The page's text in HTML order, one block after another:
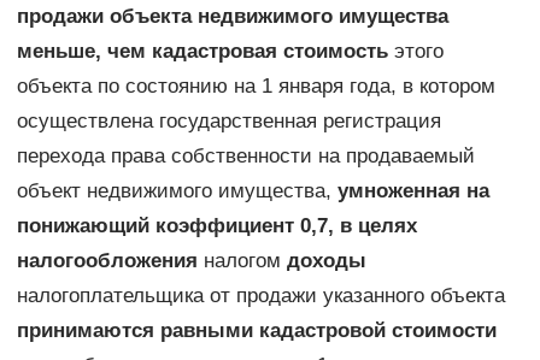
продажи объекта недвижимого имущества
меньше, чем кадастровая стоимостьэтого
объекта по состоянию на 1 января года, в котором
осуществлена государственная регистрация
перехода права собственности на продаваемый
объект недвижимого имущества, умноженная на
понижающий коэффициент 0,7, в целях
налогообложения налогом доходы
налогоплательщика от продажи указанного объекта
принимаются равными кадастровой стоимости